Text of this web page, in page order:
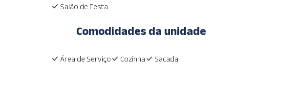
Salão de Festa
Comodidades da unidade
Área de Serviço Cozinha Sacada